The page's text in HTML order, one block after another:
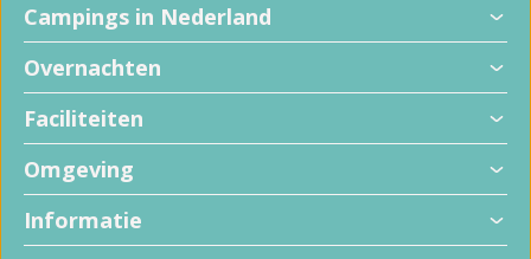
Campings in Nederland
Kindvriendelijke campings
Hondvriendelijke campings
Familiecampings
Vakantieparken
Overnachten
Alle kampeerplaatsen
Campings met privé sanitair
Camperplaatsen
Alle accommodaties
Bijzondere accommodaties
Faciliteiten
Campings met zwembad
Campings met animatie
Campings met binnenspeeltuin
Campings met wifi
Omgeving
Campings aan zee
Campings in het bos
Campings aan het water
Informatie
Over Ardoer
Beoordelingenbeleid